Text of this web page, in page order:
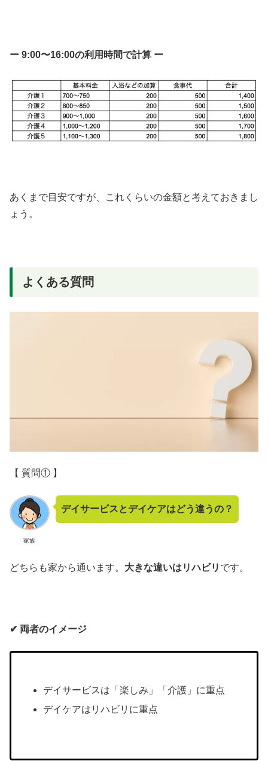
ー 9:00〜16:00の利用時間で計算 ー
あくまで目安ですが、これくらいの金額と考えておきまし
ょう。
よくある質問
【 質問① 】
家族
デイサービスとデイケアはどう違うの？
どちらも家から通います。 大きな違いはリハビリ です。
✔︎ 両者のイメージ
デイサービスは「楽しみ」「介護」に重点
デイケアはリハビリに重点